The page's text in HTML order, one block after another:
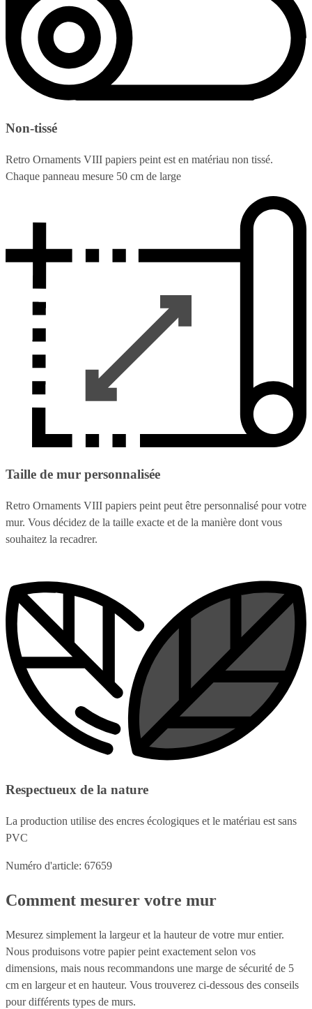
Non-tissé
Retro Ornaments VIII papiers peint est en matériau non tissé.
Chaque panneau mesure 50 cm de large
Taille de mur personnalisée
Retro Ornaments VIII papiers peint peut être personnalisé pour votre
mur. Vous décidez de la taille exacte et de la manière dont vous
souhaitez la recadrer.
Respectueux de la nature
La production utilise des encres écologiques et le matériau est sans
PVC
Numéro d'article: 67659
Comment mesurer votre mur
Mesurez simplement la largeur et la hauteur de votre mur entier.
Nous produisons votre papier peint exactement selon vos
dimensions, mais nous recommandons une marge de sécurité de 5
cm en largeur et en hauteur. Vous trouverez ci-dessous des conseils
pour différents types de murs.